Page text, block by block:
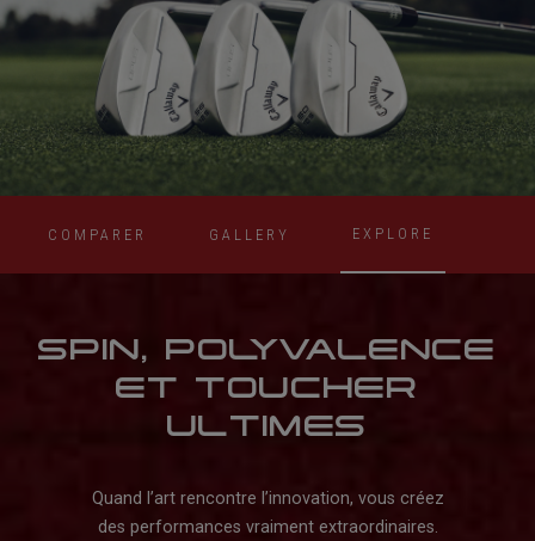
COMPARER GALLERY EXPLORE
SPIN, POLYVALENCE
ET TOUCHER
ULTIMES
Quand l’art rencontre l’innovation, vous créez
des performances vraiment extraordinaires.